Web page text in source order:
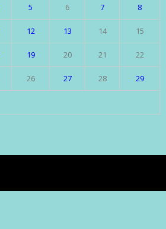
5 6 7 8
12 13 14 15
19 20 21 22
26 27 28 29